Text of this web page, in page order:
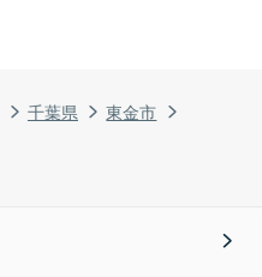
千葉県
東金市